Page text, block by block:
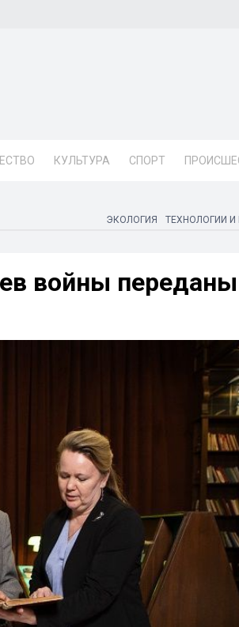
КУЛЬТУРА СПОРТ
ЭКОЛОГИЯ ТЕХНОЛОГИИ И
войны